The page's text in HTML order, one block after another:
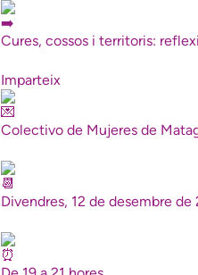
Cures, cossos i territoris:
Imparteix
Colectivo de Mujeres de
Divendres, 12 de desembre de